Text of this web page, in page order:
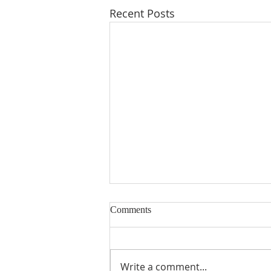
Recent Posts
时迅速递2026年第29期（总第
Comments
Write a comment...